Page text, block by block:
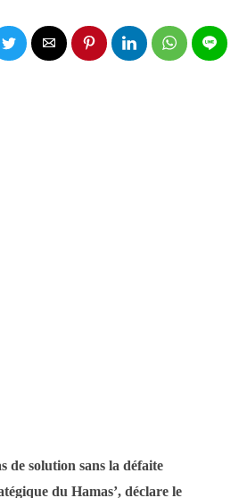
de solution sans la défaite
du Hamas’, déclare le